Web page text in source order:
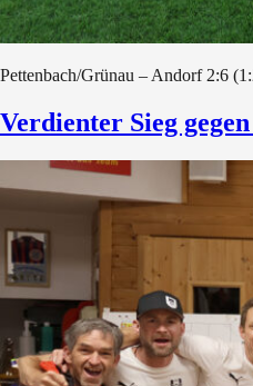
Pettenbach/Grünau – Andorf 2:6
Verdienter Sieg